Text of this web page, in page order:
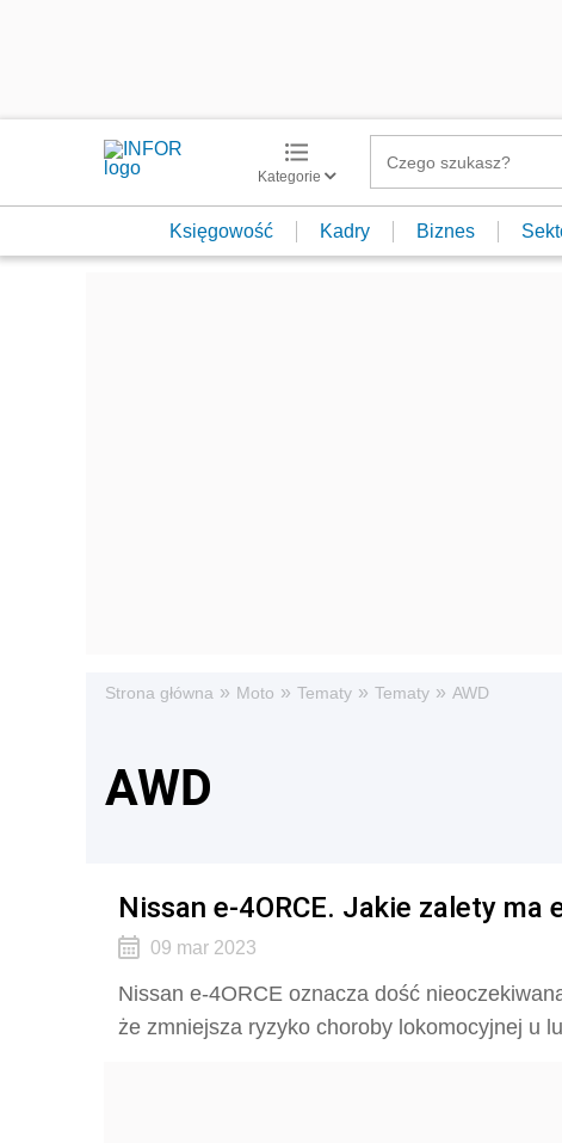
Kategorie
Księgowość Kadry Biznes
Strona główna » Moto » Tematy » Tematy » AWD
AWD
Nissan e-4ORCE. Jakie zalety ma
09 mar 2023
Nissan e-4ORCE oznacza dość
że zmniejsza ryzyko choroby lokomocyjnej u